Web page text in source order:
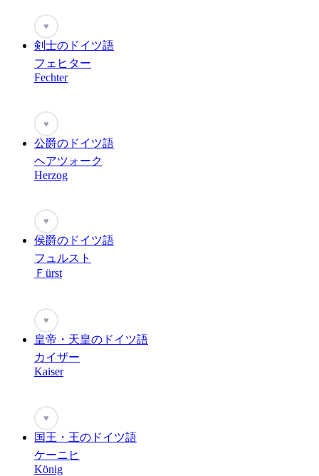
♥
剣士のドイツ語
フェヒター
Fechter
♥
公爵のドイツ語
ヘアツォーク
Herzog
♥
侯爵のドイツ語
フュルスト
Ｆürst
♥
皇帝・天皇のドイツ語
カイザー
Kaiser
♥
国王・王のドイツ語
ケーニヒ
König